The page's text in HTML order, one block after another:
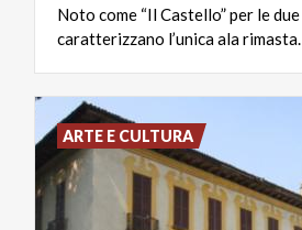
Noto come “IlCastello”per ledue
caratterizzano l’unicaalarimasta.
ARTE E CULTURA